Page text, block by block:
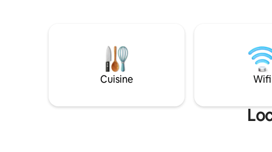
ainsi que de son intérieur avec son
atmosphère douce et cosy, et son poêle
à bois pour vos longues soirées.
Cuisine Wifi